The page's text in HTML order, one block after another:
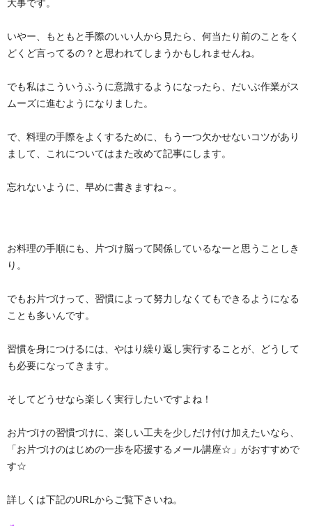
大事です。
いやー、もともと手際のいい人から見たら、何当たり前のことをく
どくど言ってるの？と思われてしまうかもしれませんね。
でも私はこういうふうに意識するようになったら、だいぶ作業がス
ムーズに進むようになりました。
で、料理の手際をよくするために、もう一つ欠かせないコツがあり
まして、これについてはまた改めて記事にします。
忘れないように、早めに書きますね～。
お料理の手順にも、片づけ脳って関係しているなーと思うことしき
り。
でもお片づけって、習慣によって努力しなくてもできるようになる
ことも多いんです。
習慣を身につけるには、やはり繰り返し実行することが、どうして
も必要になってきます。
そしてどうせなら楽しく実行したいですよね！
お片づけの習慣づけに、楽しい工夫を少しだけ付け加えたいなら、
「お片づけのはじめの一歩を応援するメール講座☆」がおすすめで
す☆
詳しくは下記のURLからご覧下さいね。